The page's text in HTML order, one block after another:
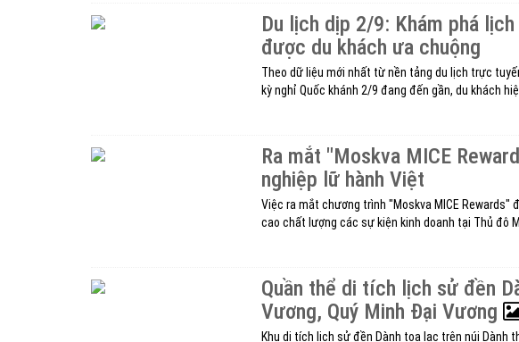
Du lịch dịp 2/9: Khám phá
được du khách ưa chuộng
Theo dữ liệu mới nhất từ nền tảng du lịch trực
kỳ nghỉ Quốc khánh 2/9 đang đến gần, du khách
Ra mắt "Moskva MICE
nghiệp lữ hành Việt
Việc ra mắt chương trình "Moskva MICE Rewards"
cao chất lượng các sự kiện kinh doanh tại Thủ đô
Quần thể di tích lịch sử đền
Vương, Quý Minh Đại Vương
Khu di tích lịch sử đền Dành tọa lạc trên núi Dành